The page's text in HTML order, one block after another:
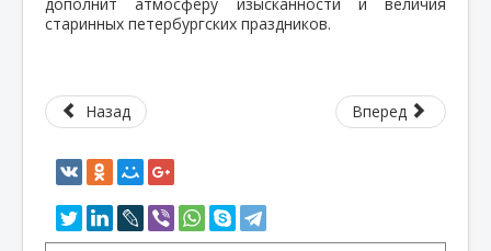
старинных петербургских праздников.
Назад Вперед